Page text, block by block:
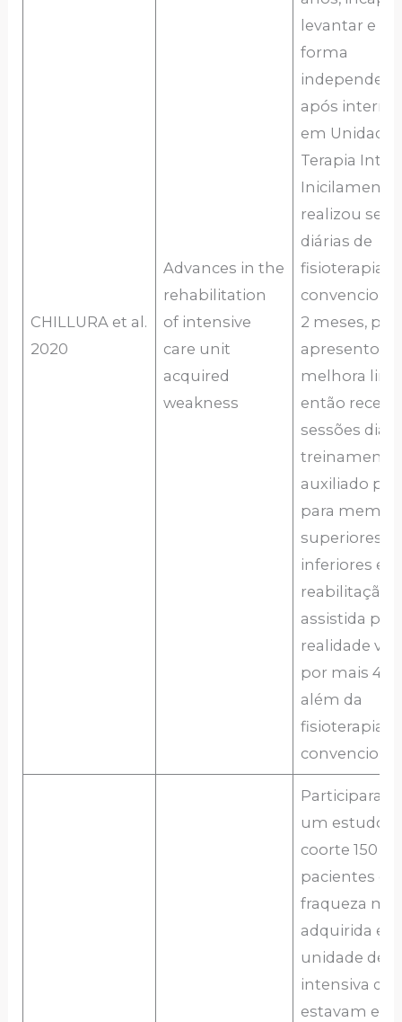
CHILLURA et al.
2020
Advances in the
rehabilitation
of intensive
care unit
acquired
weakness
levantar e
forma
após
em Unidade
Terapia
Inicilamente
realizou
diárias de
fisioterapia
2 meses,
apresentou
melhora
então
sessões
treinamento
auxiliado
para
superiores e
inferiores e
reabilitação
assistida por
realidade
por mais 4
além da
fisioterapia
Participaram
um estudo
coorte 150
pacientes
fraqueza
adquirida em
unidade de
intensiva
estavam em